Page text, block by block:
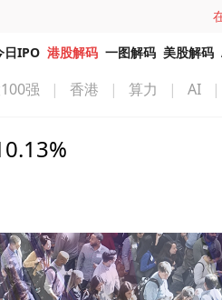
日IPO 港股解码 一图解码 美股解码
强 | 香港 | 算力 | AI |